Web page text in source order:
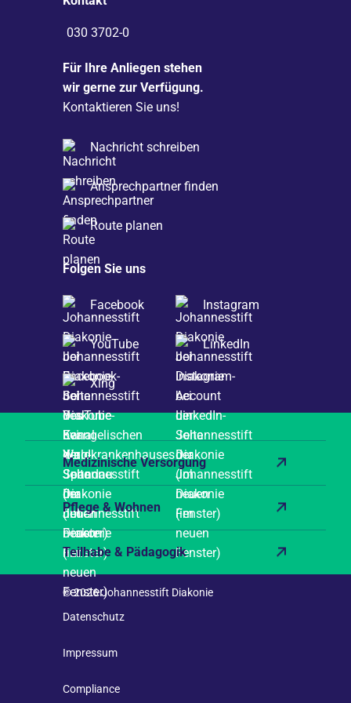
030 3702-0
Für Ihre Anliegen stehen
wir gerne zur Verfügung.
Kontaktieren Sie uns!
Nachricht schreiben
Ansprechpartner finden
Route planen
Folgen Sie uns
Facebook Instagram
YouTube LinkedIn
Xing
Medizinische Versorgung
Pflege & Wohnen
Teilhabe & Pädagogik
© 2026 Johannesstift Diakonie
Datenschutz
Impressum
Compliance